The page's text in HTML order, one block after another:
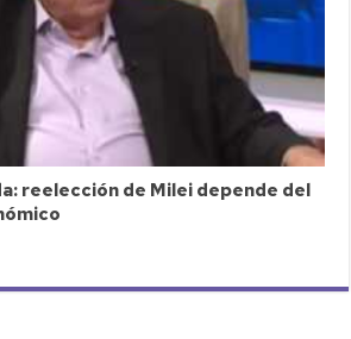
reelección de Milei depende del